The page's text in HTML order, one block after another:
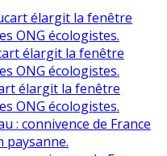
élargit la fenêtre
ONG écologistes.
élargit la fenêtre
ONG écologistes.
élargit la fenêtre
ONG écologistes.
: connivence de France
paysanne.